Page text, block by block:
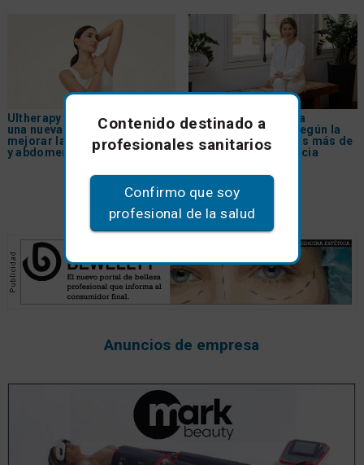
Ultherapy Prime® incorpora
una nueva indicación para
mejorar la firmeza de brazos
y abdomen
Las diez claves de la
medicina estética según la
Dra. Natalia Ribé tras más de
30 años de experiencia
Anuncios de empresa
Contenido destinado a
profesionales sanitarios
Confirmo que soy
profesional de la salud